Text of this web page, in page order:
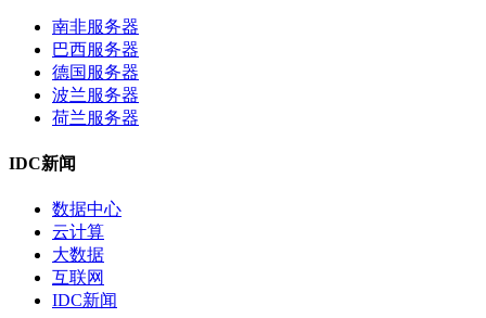
南非服务器
巴西服务器
德国服务器
波兰服务器
荷兰服务器
IDC新闻
数据中心
云计算
大数据
互联网
IDC新闻